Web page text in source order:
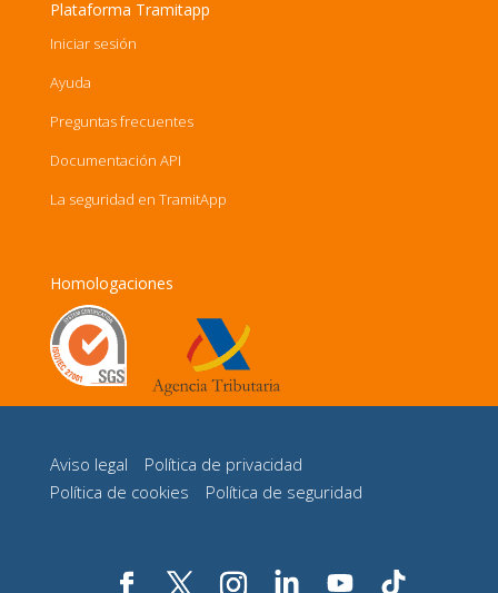
Plataforma Tramitapp
Iniciar sesión
Ayuda
Preguntas frecuentes
Documentación API
La seguridad en TramitApp
Homologaciones
Aviso legal
Política de privacidad
Política de cookies
Política de seguridad